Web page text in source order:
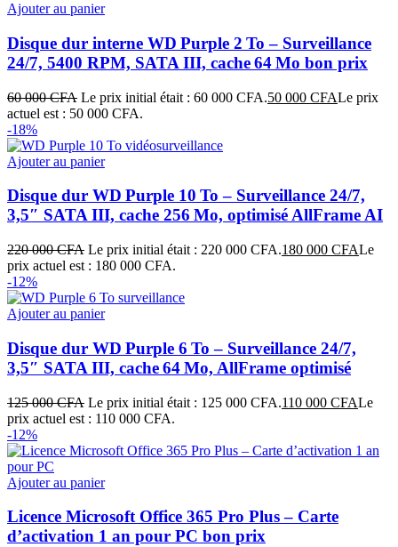
Ajouter au panier
Disque dur interne WD Purple 2 To – Surveillance
24/7, 5400 RPM, SATA III, cache 64 Mo bon prix
60 000CFA Le prix initial était : 60 000 CFA.50 000 CFALe prix
actuel est : 50 000 CFA.
-18%
Ajouter au panier
Disque dur WD Purple 10 To – Surveillance 24/7,
3,5″ SATA III, cache 256 Mo, optimisé AllFrame AI
220 000CFA Le prix initial était : 220 000 CFA.180 000 CFALe
prix actuel est : 180 000 CFA.
-12%
Ajouter au panier
Disque dur WD Purple 6 To – Surveillance 24/7,
3,5″ SATA III, cache 64 Mo, AllFrame optimisé
125 000CFA Le prix initial était : 125 000 CFA.110 000 CFALe
prix actuel est : 110 000 CFA.
-12%
Ajouter au panier
Licence Microsoft Office 365 Pro Plus – Carte
d’activation 1 an pour PC bon prix